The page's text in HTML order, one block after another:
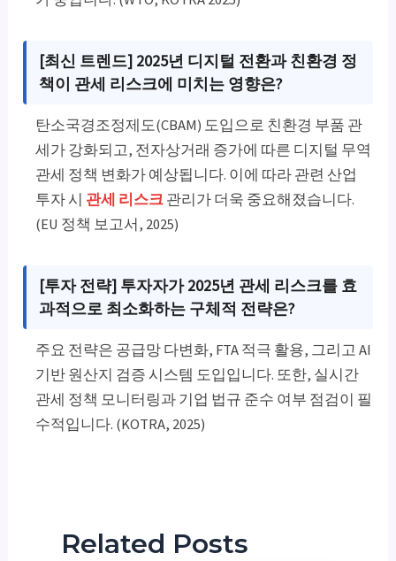
[최신 트렌드] 2025년 디지털 전환과 친환경 정
책이 관세 리스크에 미치는 영향은?
탄소국경조정제도(CBAM) 도입으로 친환경 부품 관
세가 강화되고, 전자상거래 증가에 따른 디지털 무역
관세 정책 변화가 예상됩니다. 이에 따라 관련 산업
투자 시 관세 리스크관리가 더욱 중요해졌습니다.
(EU 정책 보고서, 2025)
[투자 전략] 투자자가 2025년 관세 리스크를 효
과적으로 최소화하는 구체적 전략은?
주요 전략은 공급망 다변화, FTA 적극 활용, 그리고 AI
기반 원산지 검증 시스템 도입입니다. 또한, 실시간
관세 정책 모니터링과 기업 법규 준수 여부 점검이 필
수적입니다. (KOTRA, 2025)
Related Posts